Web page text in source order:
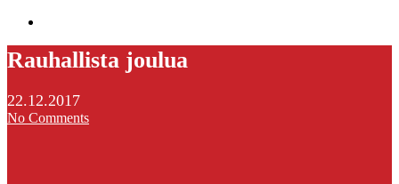
Rauhallista joulua
22.12.2017
No Comments